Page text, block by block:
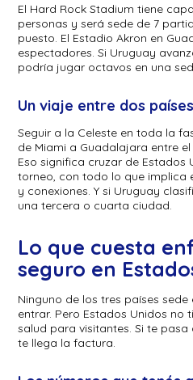
El Hard Rock Stadium tiene
personas y será sede de 7
puesto. El Estadio Akron en
espectadores. Si Uruguay
podría jugar octavos en una
Un viaje entre dos países
Seguir a la Celeste en toda la
de Miami a Guadalajara entre
Eso significa cruzar de Estados
torneo, con todo lo que implica
y conexiones. Y si Uruguay
una tercera o cuarta ciudad.
Lo que cuesta
seguro en
Ninguno de los tres países
entrar. Pero Estados Unidos no
salud para visitantes. Si te pasa
te llega la factura.